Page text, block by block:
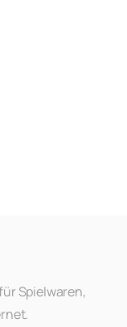
Spielwaren,